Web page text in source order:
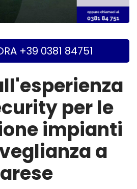
+39 0381 84751
per le
impianti
a